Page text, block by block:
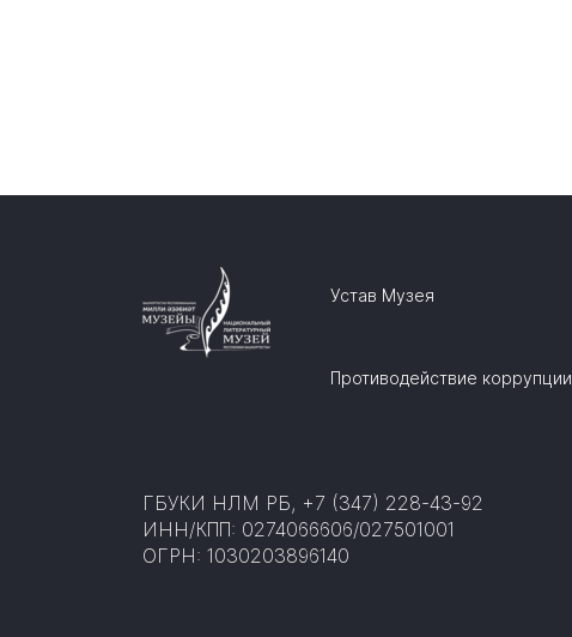
Устав Музея
Противодействие коррупции
ГБУКИ НЛМ РБ, +7 (347) 228-43-92
ИНН/КПП: 0274066606/027501001
ОГРН: 1030203896140